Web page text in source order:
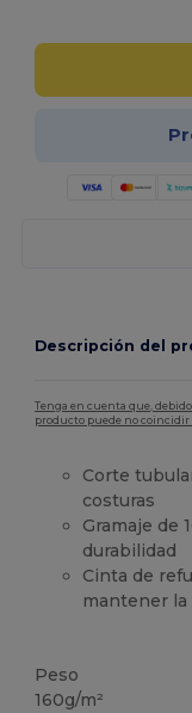
Descripción del
Tenga en cuenta que,
producto puede no coincidir
Corte
costuras
Gramaje de
durabilidad
Cinta de
mantener la
Peso
160g/m²